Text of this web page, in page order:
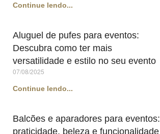
Continue lendo...
Aluguel de pufes para eventos:
Descubra como ter mais
versatilidade e estilo no seu evento
07/08/2025
Continue lendo...
Balcões e aparadores para eventos:
praticidade, beleza e funcionalidade